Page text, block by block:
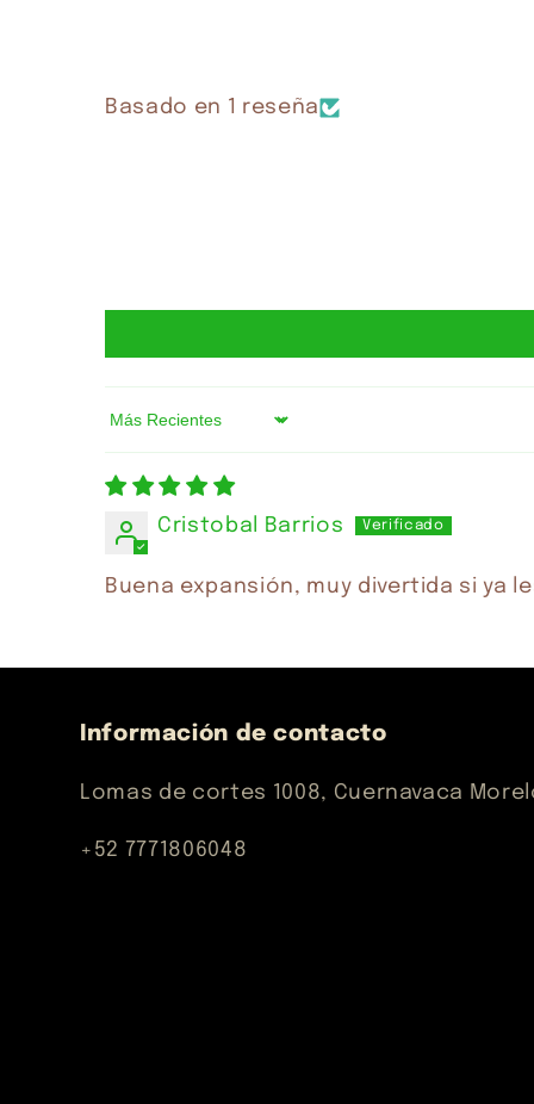
Basado en 1 reseña
Sort by
Cristobal Barrios
Buena expansión, muy divertida si ya
Información de contacto
Lomas de cortes 1008, Cuernavaca
+52 7771806048